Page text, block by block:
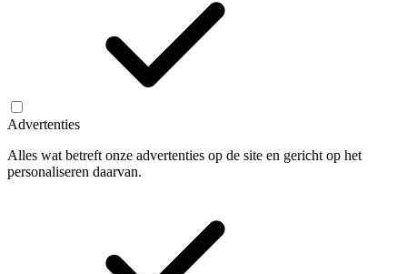
Advertenties
Alles wat betreft onze advertenties op de site en gericht op het
personaliseren daarvan.